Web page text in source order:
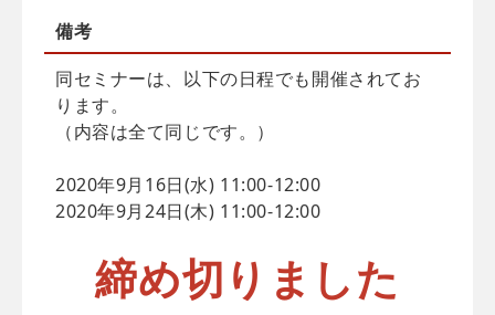
備考
同セミナーは、以下の日程でも開催されてお
ります。
（内容は全て同じです。）
2020年9月16日(水) 11:00-12:00
2020年9月24日(木) 11:00-12:00
締め切りました